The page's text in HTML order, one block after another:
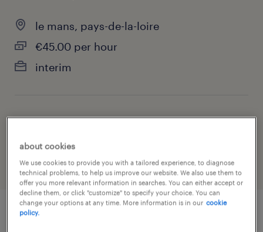
le mans, pays-de-la-loire
€45.00 per hour
interim
job category
health & social care, practitioner & technician
about cookies
We use cookies to provide you with a tailored experience, to diagnose
technical problems, to help us improve our website. We also use them to
offer you more relevant information in searches. You can either accept or
decline them, or click "customize" to specify your choice. You can
change your options at any time. More information is in our cookie
policy.